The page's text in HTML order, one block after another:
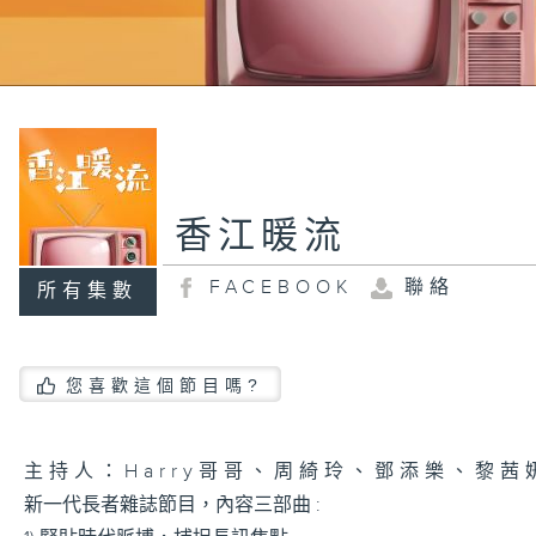
所有集數
香江暖流
FACEBOOK 聯絡
您喜歡這個節目嗎?
主持人：Harry哥哥、周綺玲、鄧添樂、黎茜
新一代長者雜誌節目，內容三部曲 :